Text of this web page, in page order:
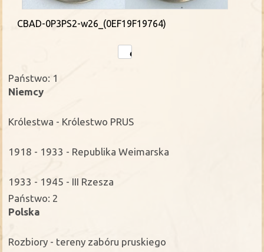
CBAD-0P3PS2-w26_(0EF19F19764)
Państwo: 1
Niemcy
Królestwa - Królestwo PRUS
1918 - 1933 - Republika Weimarska
1933 - 1945 - III Rzesza
Państwo: 2
Polska
Rozbiory - tereny zabóru pruskiego